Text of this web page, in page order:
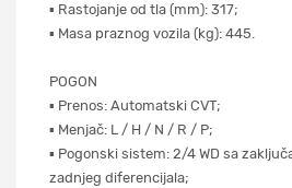
▪ Rastojanje od tla (mm): 317;
▪ Masa praznog vozila (kg): 445.
POGON
▪ Prenos: Automatski CVT;
▪ Menjač: L / H / N / R / P;
▪ Pogonski sistem: 2/4 WD sa
zadnjeg diferencijala;